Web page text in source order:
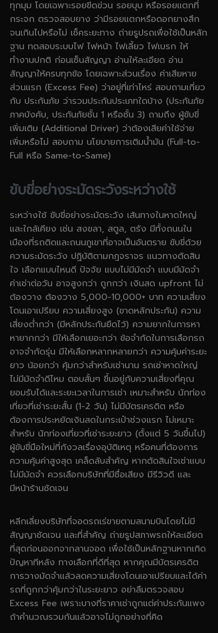
ทุกมุม โดยเฉพาะรอยขีดข่วน รอยบุบ หรือรอยแตกที่
กระจก ตรวจสอบยาง ว่ามีรอยแตกหรือดอกยางสึก
จนเกินไปหรือไม่ เช็คระยะทาง ถ่ายรูปรถเพื่อใช้เป็นหลัก
ฐาน ทดสอบระบบไฟ ไฟหน้า ไฟเลี้ยว ไฟเบรก ให้
ทำงานปกติ ก่อนเซ็นสัญญา อ่านให้ละเอียด อ่าน
สัญญาให้ครบทุกข้อ โดยเฉพาะส่วนเรื่อง ค่าเสียหาย
ส่วนแรก (Excess Fee) ว่าอยู่ที่เท่าไหร่ สอบถามเกี่ยว
กับ ประกันภัย ว่ารวมประกันประเภทใดบ้าง (ประกันภัย
ภาคบังคับ, ประกันภัยชั้น 1 หรือชั้น 3) ถามถึง ผู้ขับขี่
เพิ่มเติม (Additional Driver) ว่าต้องเสียค่าใช้จ่าย
เพิ่มหรือไม่ สอบถาม นโยบายการเติมน้ำมัน (Full-to-
Full หรือ Same-to-Same)
ขับขี่อย่างระมัดระวังระหว่างใช้
ระหว่างใช้ ขับขี่อย่างระมัดระวัง เส้นทางในหาดใหญ่
และใกล้เคียง เช่น สงขลา, สตูล, ตรัง มีทั้งถนนใน
เมืองที่รถติดและถนนภูเขาที่อาจเป็นอันตราย ขับขี่ด้วย
ความระมัดระวัง ปฏิบัติตามกฎจราจร แนวทางตัดสิน
ใจ เลือกแบบไหนดี ปัจจัย แบบไม่มีมัดจำ แบบมีมัดจำ
ค่าเช่าต่อวัน อาจสูงกว่า ถูกกว่า เงินสด upfront ไม่
ต้องวาง ต้องวาง 5,000-10,000+ บาท ความเสี่ยง
โดนเอาเปรียบ ความเสี่ยงสูง (ขาดหลักประกัน) ความ
เสี่ยงต่ำกว่า (มีหลักประกันยึดไว้) ความยากในการหา
หายากกว่า มีให้เลือกเยอะกว่า ข้อจำกัดในการเลือกรถ
อาจจำกัดรุ่น มีให้เลือกหลากหลายกว่า ความคุ้มค่าระยะ
ยาว น้อยกว่า คุ้มกว่าสำหรับเช่านาน รถเช่าหาดใหญ่
ไม่มีมัดจำดีไหม ตอบสั้นๆ ขึ้นอยู่กับความเสี่ยงที่คุณ
ยอมรับได้และระยะเวลาในการเช่า เหมาะสำหรับ นักท่อง
เที่ยวที่เช่าระยะสั้น (1-2 วัน) ไม่มีบัตรเครดิต หรือ
ต้องการประหยัดเงินสดในกระเป๋าช่วงแรก ไม่เหมาะ
สำหรับ นักท่องเที่ยวที่เช่าระยะยาว (ตั้งแต่ 5 วันขึ้นไป)
ผู้ขับขี่มือใหม่ที่กังวลเรื่องอุบัติเหตุ หรือคนที่ต้องการ
ความคุ้มค่าสูงสุด เคล็ดลับสำคัญ หากตัดสินใจเช่าแบบ
ไม่มีมัดจำ ควรเลือกบริษัทที่มีชื่อเสียง มีรีวิวดี และ
มีหน้าร้านชัดเจน
หลีกเลี่ยงบริษัทที่จอดรถเร่ขายตามสนามบินโดยไม่มี
สัญญาชัดเจน และที่สำคัญ ถ่ายรูปสภาพรถให้ละเอียด
ที่สุดก่อนออกจากลานจอด เพื่อใช้เป็นหลักฐานหากเกิด
ปัญหาทีหลัง ทางเลือกที่ดีที่สุด หากคุณมีบัตรเครดิต
การวางมัดจำแล้วลดความเสี่ยงโดนเอาเปรียบและได้ค่า
รถที่ถูกกว่าคุ้มกว่าในระยะยาว อย่าลืมตรวจสอบ
Excess Fee เพราะบางที่ราคาเช่าถูกแต่ค่าประกันแพง
ถ้าคำนวณรวมกันแล้วอาจไม่ถูกอย่างที่คิด